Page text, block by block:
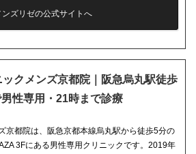
ンズリゼの公式サイトへ
クメンズ京都院｜阪急烏丸駅徒歩
性専用・21時まで診療
京都院は、阪急京都本線烏丸駅から徒歩5分の
3Fにある男性専用クリニックです。2019年